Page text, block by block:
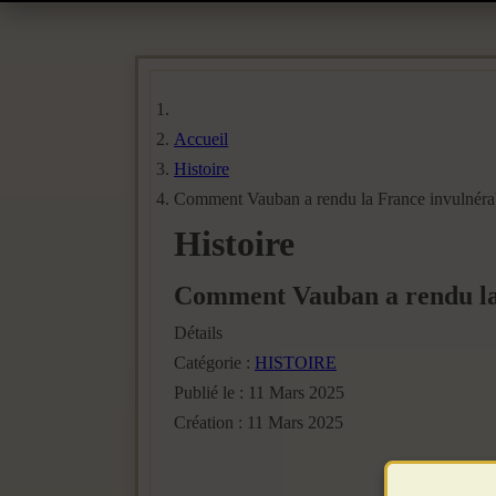
Accueil
Histoire
Comment Vauban a rendu la France
Histoire
Comment Vauban a rendu
Détails
Catégorie : HISTOIRE
Publié le : 11 Mars 2025
Création : 11 Mars 2025